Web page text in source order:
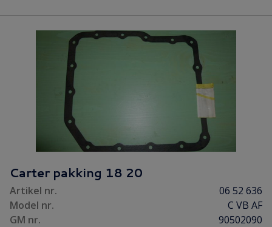
Carter pakking 18 20
Artikel nr.
06 52 636
Model nr.
C VB AF
GM nr.
90502090